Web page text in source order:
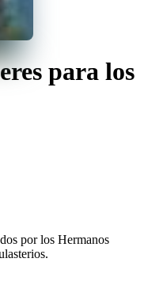
para los
por los Hermanos